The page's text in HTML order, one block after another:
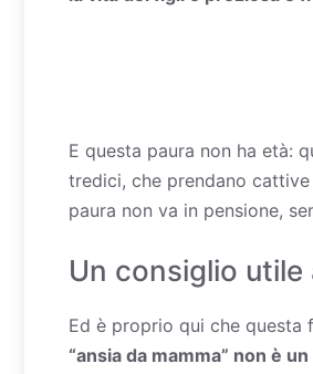
E questa paura non ha età:
tredici, che prendano
paura non va in pensione,
Un consiglio
Ed è proprio qui che questa
“ansia da mamma” non è